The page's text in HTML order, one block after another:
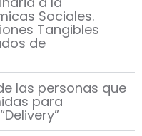
Sociales.
Tangibles
de
las personas que
para